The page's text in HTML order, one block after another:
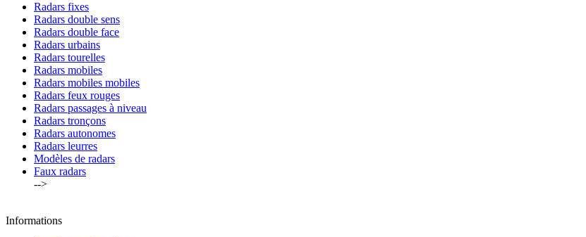
Radars fixes
Radars double sens
Radars double face
Radars urbains
Radars tourelles
Radars mobiles
Radars mobiles mobiles
Radars feux rouges
Radars passages à niveau
Radars tronçons
Radars autonomes
Radars leurres
Modèles de radars
Faux radars
-->
Informations